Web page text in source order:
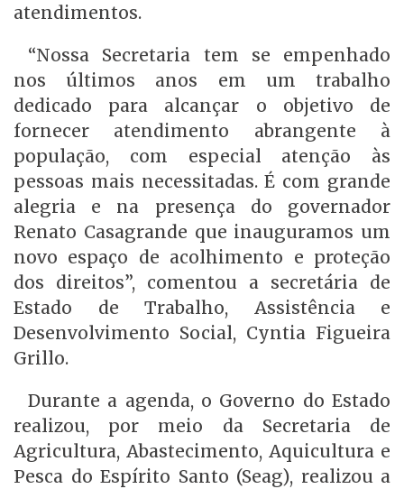
atendimentos.
“Nossa Secretaria tem se empenhado
nos últimos anos em um trabalho
dedicado para alcançar o objetivo de
fornecer atendimento abrangente à
população, com especial atenção às
pessoas mais necessitadas. É com grande
alegria e na presença do governador
Renato Casagrande que inauguramos um
novo espaço de acolhimento e proteção
dos direitos”, comentou a secretária de
Estado de Trabalho, Assistência e
Desenvolvimento Social, Cyntia Figueira
Grillo.
Durante a agenda, o Governo do Estado
realizou, por meio da Secretaria de
Agricultura, Abastecimento, Aquicultura e
Pesca do Espírito Santo (Seag), realizou a